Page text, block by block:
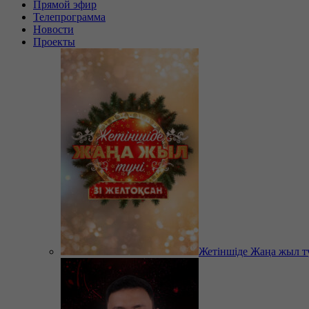
Прямой эфир
Телепрограмма
Новости
Проекты
Жетіншіде Жаңа жыл